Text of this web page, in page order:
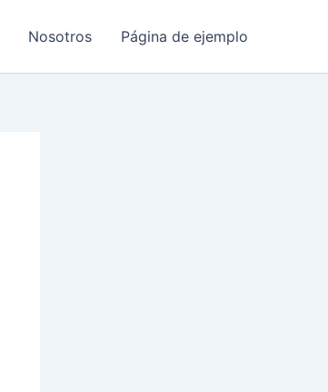
Nosotros Página de ejemplo